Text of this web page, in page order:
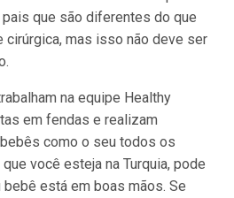
que são diferentes do que
mas isso não deve ser
na equipe Healthy
em fendas e realizam
como o seu todos os
você esteja na Turquia, pode
está em boas mãos. Se